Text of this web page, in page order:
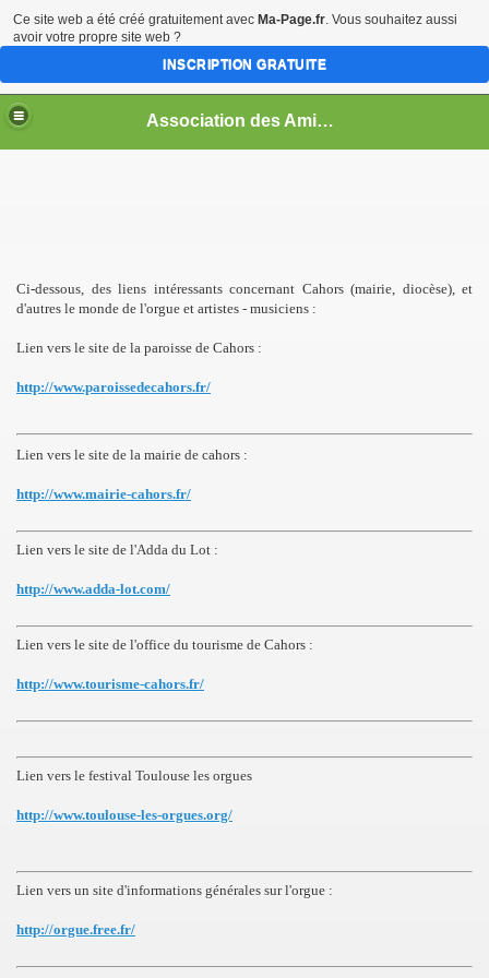
Association des Amis de L'Orgue de Cahors
Ci-dessous, des liens intéressants concernant Cahors (mairie, diocèse), et
d'autres le monde de l'orgue et artistes - musiciens :
Lien vers le site de la paroisse de Cahors :
http://www.paroissedecahors.fr/
Lien vers le site de la mairie de cahors :
http://www.mairie-cahors.fr/
Lien vers le site de l'Adda du Lot :
http://www.adda-lot.com/
Lien vers le site de l'office du tourisme de Cahors :
http://www.tourisme-cahors.fr/
Lien vers le festival Toulouse les orgues
http://www.toulouse-les-orgues.org/
Lien vers un site d'informations générales sur l'orgue :
http://orgue.free.fr/
Ce site web a été créé gratuitement avec Ma-Page.fr. Vous souhaitez aussi
avoir votre propre site web ?
INSCRIPTION GRATUITE